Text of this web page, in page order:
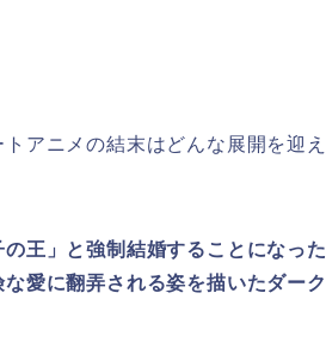
トアニメの結末はどんな展開を迎え
王」と強制結婚することになった
愛に翻弄される姿を描いたダーク